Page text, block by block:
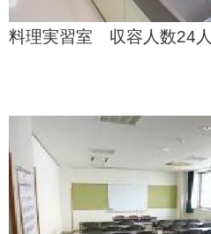
料理実習室 収容人数24人